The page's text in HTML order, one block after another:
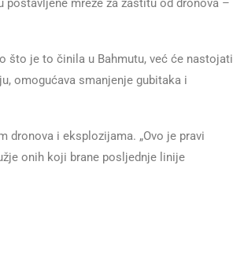
postavljene mreže za zaštitu od dronova –
što je to činila u Bahmutu, već će nastojati
omogućava smanjenje gubitaka i
dronova i eksplozijama. „Ovo je pravi
onih koji brane posljednje linije